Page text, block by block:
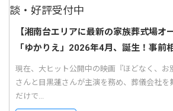
【湘南台エリアに最新の家族葬式場オ
「ゆかりえ」2026年4月、誕生！事前
現在、大ヒット公開中の映画『ほどなく、お
さんと目黒蓮さんが主演を務め、葬儀会社を
だけで...